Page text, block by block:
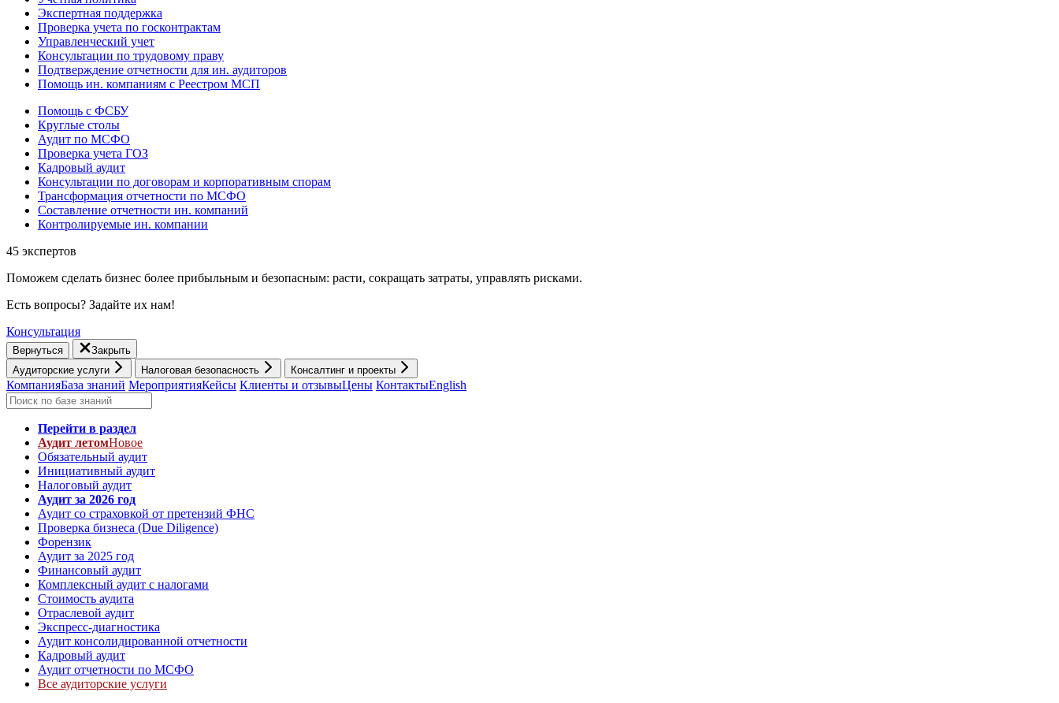
Экспертная поддержка
Проверка учета по госконтрактам
Управленческий учет
Консультации по трудовому праву
Подтверждение отчетности для ин. аудиторов
Помощь ин. компаниям с Реестром МСП
Помощь с ФСБУ
Круглые столы
Аудит по МСФО
Проверка учета ГОЗ
Кадровый аудит
Консультации по договорам и корпоративным спорам
Трансформация отчетности по МСФО
Составление отчетности ин. компаний
Контролируемые ин. компании
45 экспертов
Поможем сделать бизнес более прибыльным и безопасным: расти, cокращать затраты, управлять рисками.
Есть вопросы? Задайте их нам!
Консультация
Вернуться
Закрыть
Аудиторские услуги
Налоговая безопасность Консалтинг и проекты
КомпанияБаза знаний МероприятияКейсы Клиенты и отзывыЦены КонтактыEnglish
Перейти в раздел
Аудит летомНовое
Обязательный аудит
Инициативный аудит
Налоговый аудит
Аудит за 2026 год
Аудит со страховкой от претензий ФНС
Проверка бизнеса (Due Diligence)
Форензик
Аудит за 2025 год
Финансовый аудит
Комплексный аудит с налогами
Стоимость аудита
Отраслевой аудит
Экспресс-диагностика
Аудит консолидированной отчетности
Кадровый аудит
Аудит отчетности по МСФО
Все аудиторские услуги